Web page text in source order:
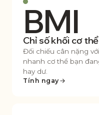
BMI
Chỉ số khối cơ thể
Đối chiếu cân nặng
nhanh cơ thể bạn
hay dư.
Tính ngay